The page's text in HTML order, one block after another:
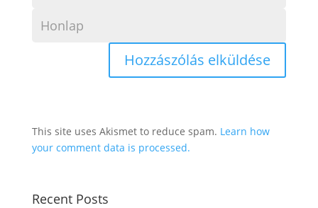
This site uses Akismet to reduce spam. Learn how
your comment data is processed.
Recent Posts